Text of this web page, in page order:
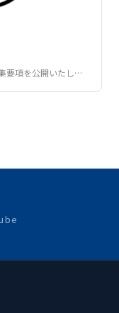
要項を公開いたし…